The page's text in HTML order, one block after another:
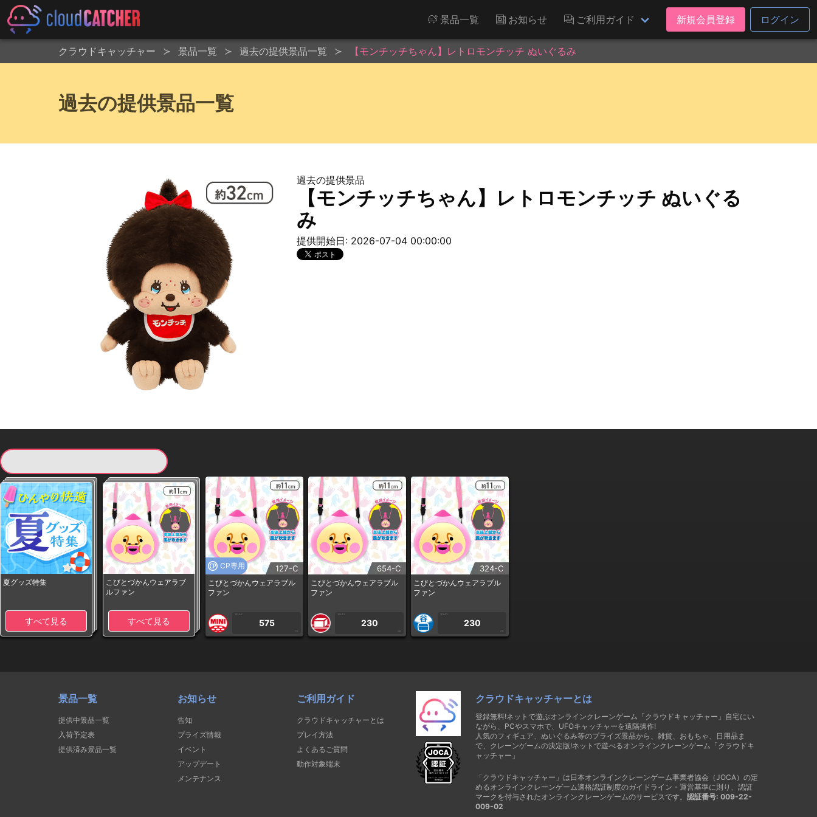
景品一覧 お知らせ ご利用ガイド 新規会員登録 ログイン
クラウドキャッチャー 景品一覧 過去の提供景品一覧 【モンチッチちゃん】レトロモンチッチ ぬいぐるみ
過去の提供景品一覧
過去の提供景品
【モンチッチちゃん】レトロモンチッチ ぬいぐる
み
提供開始日: 2026-07-04 00:00:00
夏グッズ特集
すべて見る
こびとづかんウェアラブ
ルファン
すべて見る
CP専用 127-C
こびとづかんウェアラブル
ファン
1PLAY
575
CP
654-C
こびとづかんウェアラブル
ファン
1PLAY
230
CP
324-C
こびとづかんウェアラブル
ファン
1PLAY
230
CP
景品一覧
提供中景品一覧
入荷予定表
提供済み景品一覧
お知らせ
告知
プライズ情報
イベント
アップデート
メンテナンス
ご利用ガイド
クラウドキャッチャーとは
プレイ方法
よくあるご質問
動作対象端末
クラウドキャッチャーとは
登録無料!ネットで遊ぶオンラインクレーンゲーム「クラウドキャッチャー」自宅にい
ながら、PCやスマホで、UFOキャッチャーを遠隔操作!
人気のフィギュア、ぬいぐるみ等のプライズ景品から、雑貨、おもちゃ、日用品ま
で、クレーンゲームの決定版!ネットで遊べるオンラインクレーンゲーム「クラウドキ
ャッチャー」
「クラウドキャッチャー」は日本オンラインクレーンゲーム事業者協会（JOCA）の定
めるオンラインクレーンゲーム適格認証制度のガイドライン・運営基準に則り、認証
マークを付与されたオンラインクレーンゲームのサービスです。 認証番号: 009-22-
009-02